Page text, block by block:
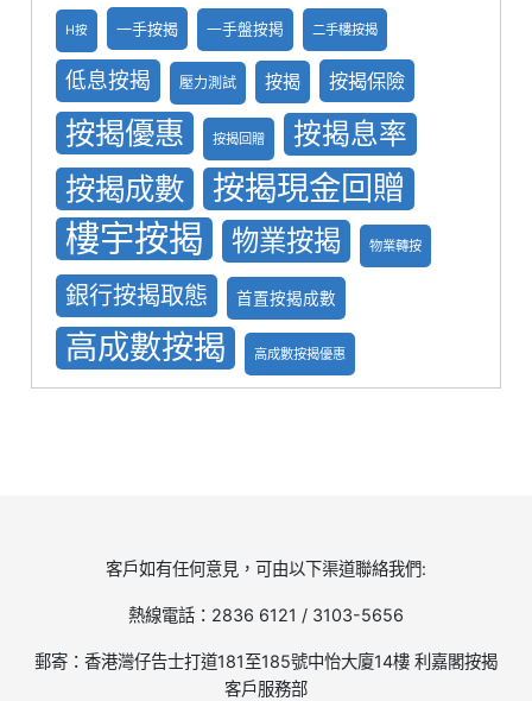
H按 一手按揭 一手盤按掲 二手樓按揭
低息按揭 壓力測試 按揭 按揭保險
按揭優惠 按揭回贈 按揭息率
按揭成數 按揭現金回贈
樓宇按揭 物業按揭 物業轉按
銀行按揭取態 首置按揭成數
高成數按揭 高成數按揭優惠
客戶如有任何意見，可由以下渠道聯絡我們:
熱線電話：2836 6121 / 3103-5656
郵寄：香港灣仔告士打道181至185號中怡大廈14樓 利嘉閣按揭
客戶服務部